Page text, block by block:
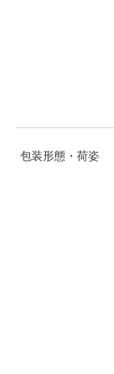
包装形態・荷姿